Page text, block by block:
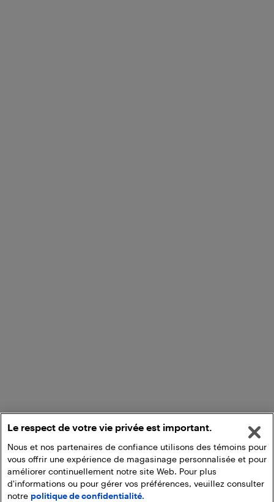
Ajouter au panier
Le respect de votre vie privée est important.
Nous et nos partenaires de confiance utilisons des témoins pour
vous offrir une expérience de magasinage personnalisée et pour
améliorer continuellement notre site Web. Pour plus
d'informations ou pour gérer vos préférences, veuillez consulter
notre politique de confidentialité.